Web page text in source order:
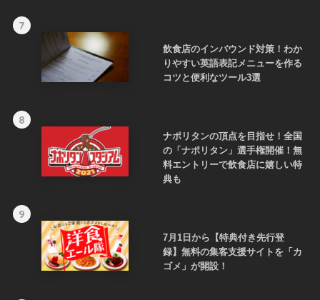
7
飲食店のインバウンド対策！わか
りやすい英語表記メニューを作る
コツと便利なツール3選
8
ナポリタンの頂点を目指せ！全国
の「ナポリタン」選手権開催！無
料エントリーで飲食店に嬉しい特
典も
9
7月1日から【特典付き先行登
録】無料の集客支援サイトを「カ
ゴメ」が開設！